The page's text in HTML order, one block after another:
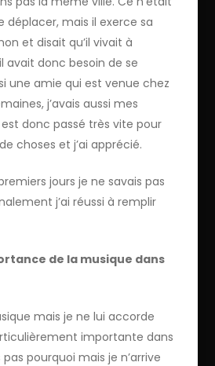
déplacer, mais il exerce sa
et disait qu’il vivait à
avait donc besoin de se
une amie qui est venue chez
j’avais aussi mes
donc passé très vite pour
choses et j’ai apprécié.
jours je ne savais pas
j’ai réussi à remplir
de la musique dans
mais je ne lui accorde
importante dans
pourquoi mais je n’arrive